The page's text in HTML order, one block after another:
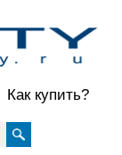
Как купить?